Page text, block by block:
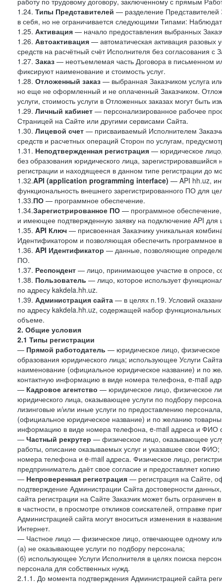
1.24. Типы Представителей — разделение Представителей
в себя, но не ограничивается следующими Типами:
1.25. Активация — начало предоставления выбранных
1.26. Автоактивация — автоматическая активация разовых
средств на расчётный счёт Исполнителя без согласования с
1.27. Заказ — неотъемлемая часть Договора в письменном
фиксируют наименование и стоимость услуг.
1.28. Отложенный заказ — выбранная Заказчиком услуга
но еще не оформленный и не оплаченный Заказчиком.
услуги, стоимость услуги в Отложенных заказах могут
1.29. Личный кабинет — персонализированное рабочее
Страницей на Сайте или другими сервисами Сайта.
1.30. Лицевой счет — присваиваемый Исполнителем
средств и расчетных операций Сторон по услугам,
1.31. Неподтвержденная регистрация — юридическое
без образования юридического лица,
регистрации и находящееся в данном типе регистрации до
1.32.API (application programming interface) — API hh.uz,
функциональность внешнего зарегистрированного ПО для
1.33.ПО — программное обеспечение.
1.34.Зарегистрированное ПО — программное
и имеющее подтвержденную заявку на подключение АPI для
1.35. API Ключ — присвоенная Заказчику уникальная
Идентификатором и позволяющая обеспечить программное
1.36. API Идентификатор — данные, позволяющие
ПО.
1.37. Респондент — лицо, принимающее участие в опросе,
1.38. Пользователь — лицо, которое использует
по адресу kakdela.hh.uz.
1.39. Администрация сайта — в целях п.19. Условий
по адресу kakdela.hh.uz, содержащей набор
объеме.
2. Общие условия
2.1 Типы регистрации
— Прямой работодатель — юридическое лицо,
образования юридического лица; использующее Услуги
наименование (официальное юридическое название) и по
контактную информацию в виде номера телефона, e-mail
— Кадровое агентство — юридическое лицо, физическое
юридического лица, оказывающее услуги по подбору
лизинговые и/или иные услуги по предоставлению
(официальное юридическое название) и по желанию
информацию в виде номера телефона, e-mail адреса и ФИО
— Частный рекрутер — физическое лицо, оказывающее
работы, описание оказываемых услуг и указавшее свои
номера телефона и e-mail адреса. Физическое лицо,
предприниматель даёт свое согласие и предоставляет
— Непроверенная регистрация — регистрация на Сайте,
подтверждение Администрации Сайта достоверности
сайта регистрации на Сайте Заказчик может быть
в частности, в просмотре откликов соискателей, отправке
Администрацией сайта могут вноситься изменения в
Интернет.
— Частное лицо — физическое лицо, отвечающее одному
(а) не оказывающее услуги по подбору персонала;
(б) использующее Услуги Исполнителя в целях поиска
персонала для собственных нужд.
2.1.1. До момента подтверждения Администрацией сайта